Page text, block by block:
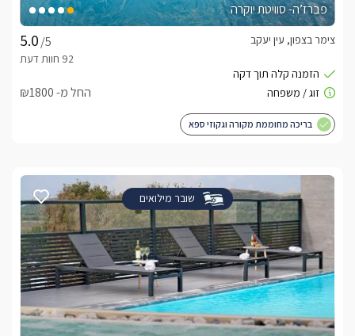
פברז’ה- סוויטת יוקרה
/5
צימר בצפון, עין יעקב
החל מ- ₪1800
בריכה מחוממת מקורה וגקוזי ספא
שובר מילואים